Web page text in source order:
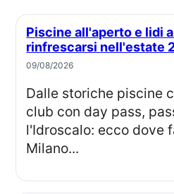
Piscine all'aperto e lidi a Milano: dove
rinfrescarsi nell'estate
09/08/2026
Dalle storiche piscine comunali ai beach
club con day pass,
l'Idroscalo: ecco dove
Milano...